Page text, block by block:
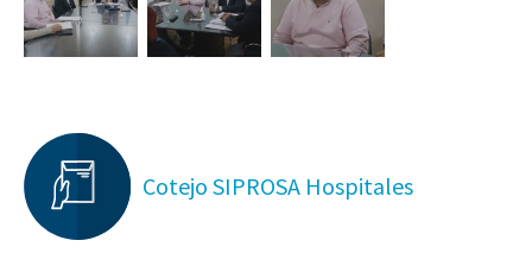
Cotejo SIPROSA Hospitales